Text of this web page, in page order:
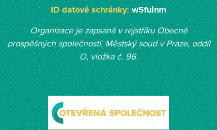
ID datové schránky:w5fuinm
Organizace je zapsaná v rejstříku Obecně
prospěšných společností, Městský soud v Praze, oddíl
O, vložka č. 96.